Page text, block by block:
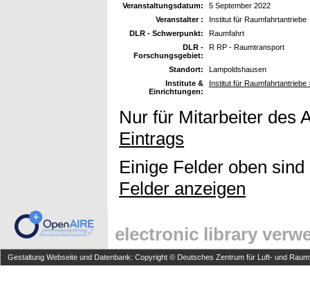
Veranstaltungsdatum:
5 September 2022
Veranstalter :
Institut für Raumfahrtantriebe
DLR - Schwerpunkt:
Raumfahrt
DLR -
Forschungsgebiet:
R RP - Raumtransport
Standort:
Lampoldshausen
Institute &
Einrichtungen:
Institut für
Nur für Mitarbeiter des
Eintrags
Einige Felder oben
Felder anzeigen
electronic library
Gestaltung Webseite und Datenbank: Copyright © Deutsches Zentrum für Luft- und